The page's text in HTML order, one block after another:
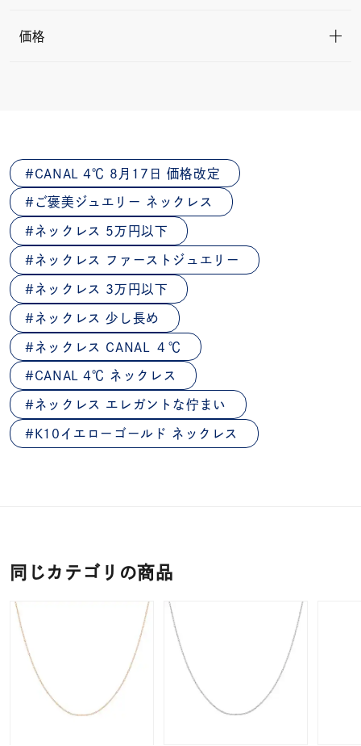
価格
CANAL 4℃ 8月17日 価格改定
ご褒美ジュエリー ネックレス
ネックレス 5万円以下
ネックレス ファーストジュエリー
ネックレス 3万円以下
ネックレス 少し長め
ネックレス CANAL ４℃
CANAL 4℃ ネックレス
ネックレス エレガントな佇まい
K10イエローゴールド ネックレス
同じカテゴリの商品